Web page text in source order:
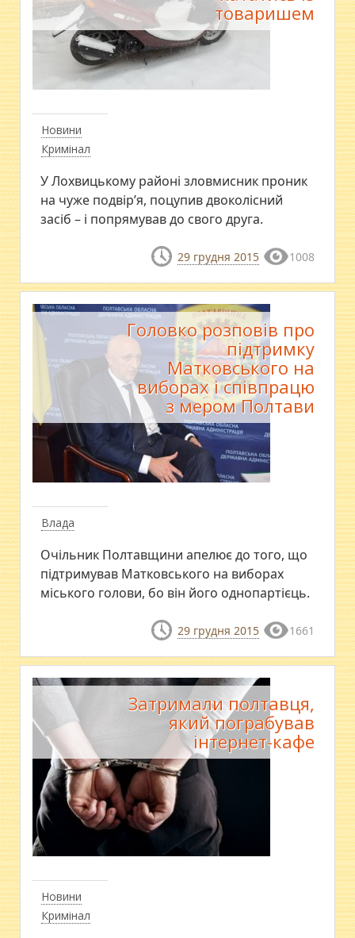
Новини
Кримінал
товаришем
У Лохвицькому районі зловмисник проник
на чуже подвір’я, поцупив двоколісний
засіб – і попрямував до свого друга.
29 грудня 2015 1008
Влада
Головко розповів про
підтримку
Матковського на
виборах і співпрацю
з мером Полтави
Очільник Полтавщини апелює до того, що
підтримував Матковського на виборах
міського голови, бо він його однопартієць.
29 грудня 2015 1661
Новини
Кримінал
Затримали полтавця,
який пограбував
інтернет-кафе